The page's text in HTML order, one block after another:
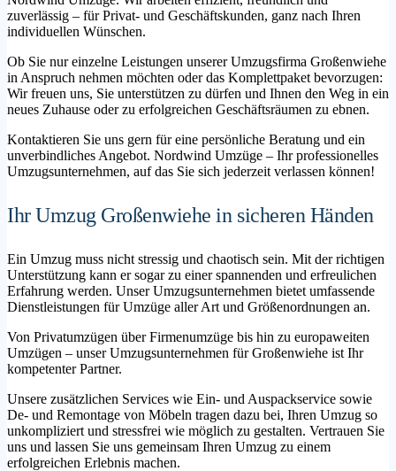
zuverlässig – für Privat- und Geschäftskunden, ganz nach Ihren
individuellen Wünschen.
Ob Sie nur einzelne Leistungen unserer Umzugsfirma Großenwiehe
in Anspruch nehmen möchten oder das Komplettpaket bevorzugen:
Wir freuen uns, Sie unterstützen zu dürfen und Ihnen den Weg in ein
neues Zuhause oder zu erfolgreichen Geschäftsräumen zu ebnen.
Kontaktieren Sie uns gern für eine persönliche Beratung und ein
unverbindliches Angebot. Nordwind Umzüge – Ihr professionelles
Umzugsunternehmen, auf das Sie sich jederzeit verlassen können!
Ihr Umzug Großenwiehe in sicheren Händen
Ein Umzug muss nicht stressig und chaotisch sein. Mit der richtigen
Unterstützung kann er sogar zu einer spannenden und erfreulichen
Erfahrung werden. Unser Umzugsunternehmen bietet umfassende
Dienstleistungen für Umzüge aller Art und Größenordnungen an.
Von Privatumzügen über Firmenumzüge bis hin zu europaweiten
Umzügen – unser Umzugsunternehmen für Großenwiehe ist Ihr
kompetenter Partner.
Unsere zusätzlichen Services wie Ein- und Auspackservice sowie
De- und Remontage von Möbeln tragen dazu bei, Ihren Umzug so
unkompliziert und stressfrei wie möglich zu gestalten. Vertrauen Sie
uns und lassen Sie uns gemeinsam Ihren Umzug zu einem
erfolgreichen Erlebnis machen.